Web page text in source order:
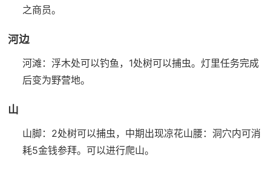
之商员。
河边
河滩：浮木处可以钓鱼，1处树可以捕虫。灯里任务完成
后变为野营地。
山
山脚：2处树可以捕虫，中期出现凉花山腰：洞穴内可消
耗5金钱参拜。可以进行爬山。